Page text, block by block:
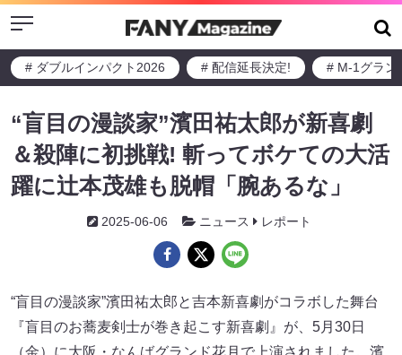
Menu
# ダブルインパクト2026 # 配信延長決定! # M-1グラン
“盲目の漫談家”濱田祐太郎が新喜劇
＆殺陣に初挑戦! 斬ってボケての大活
躍に辻本茂雄も脱帽「腕あるな」
2025-06-06 ニュース レポート
“盲目の漫談家”濱田祐太郎と吉本新喜劇がコラボした舞台
『盲目のお蕎麦剣士が巻き起こす新喜劇』が、5月30日
（金）に大阪・なんばグランド花月で上演されました。濱